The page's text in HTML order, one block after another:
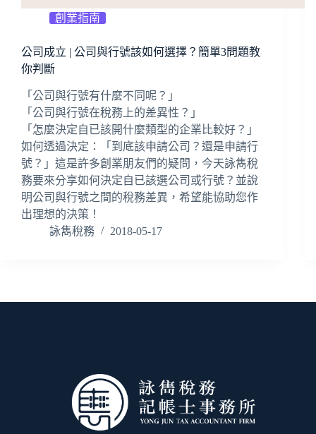
創業指南
公司成立 | 公司與行號該如何選擇？簡單3問題教
你判斷
「公司與行號有什麼不同呢？」
「公司與行號在稅務上的差異性？」
「怎麼決定自已該開什麼類型的企業比較好？」
如何透過決定：「到底該申請公司？還是申請行
號？」這是許多創業朋友們的疑問，今天詠雋稅
務要來分享如何決定自已該選公司或行號？並說
明公司與行號之間的稅務差異，希望能協助您作
出理想的決策！
詠雋稅務
2018-05-17